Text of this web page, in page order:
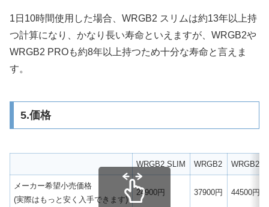
1日10時間使用した場合、WRGB2 スリムは約13年以上持
つ計算になり、かなり長い寿命といえますが、WRGB2や
WRGB2 PROも約8年以上持つため十分な寿命と言えま
す。
5.価格
WRGB2 SLIM WRGB2 WRGB2
メーカー希望小売価格
(実際はもっと安く入手できます)
24900円 37900円 44500円